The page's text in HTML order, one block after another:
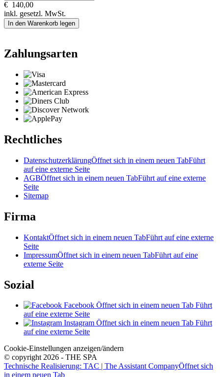
€ 140,00
inkl. gesetzl. MwSt.
In den Warenkorb legen
Zahlungsarten
Rechtliches
DatenschutzerklärungÖffnet sich in einem neuen TabFührt
auf eine externe Seite
AGBÖffnet sich in einem neuen TabFührt auf eine externe
Seite
Sitemap
Firma
KontaktÖffnet sich in einem neuen TabFührt auf eine externe
Seite
ImpressumÖffnet sich in einem neuen TabFührt auf eine
externe Seite
Sozial
Facebook Öffnet sich in einem neuen Tab Führt
auf eine externe Seite
Instagram Öffnet sich in einem neuen Tab Führt
auf eine externe Seite
Cookie-Einstellungen anzeigen/ändern
© copyright 2026 - THE SPA
Technische Realisierung: TAC | The Assistant CompanyÖffnet sich
in einem neuen Tab